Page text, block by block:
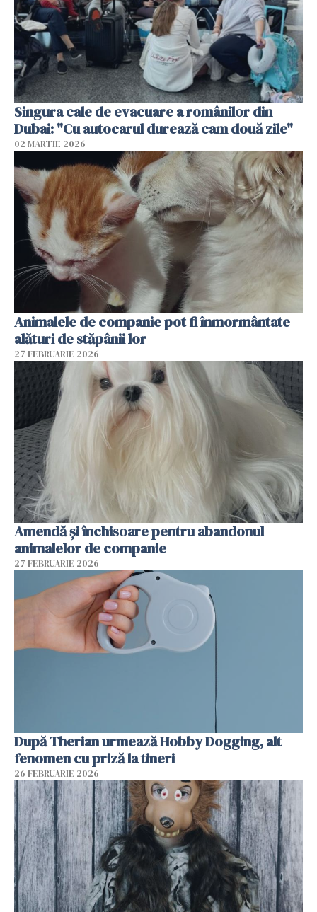
Singura cale de evacuare a românilor din
Dubai: "Cu autocarul durează cam două zile"
02 MARTIE 2026
Animalele de companie pot fi înmormântate
alături de stăpânii lor
27 FEBRUARIE 2026
Amendă și închisoare pentru abandonul
animalelor de companie
27 FEBRUARIE 2026
După Therian urmează Hobby Dogging, alt
fenomen cu priză la tineri
26 FEBRUARIE 2026